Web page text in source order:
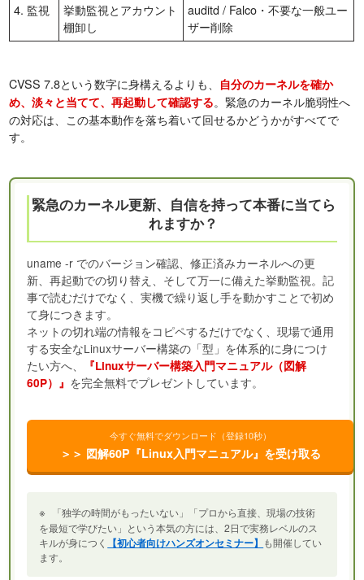
4. 監視
挙動監視とアカウント
棚卸し
auditd / Falco・不要な一般ユー
ザー削除
CVSS 7.8という数字に身構えるよりも、
自分のカーネルを確か
め、淡々と当てて、再起動して確認する。緊急のカーネル脆弱性へ
の対応は、この基本動作を落ち着いて回せるかどうかがすべてで
す。
緊急のカーネル更新、自信を持って本番に当てら
れますか？
uname -r でのバージョン確認、修正済みカーネルへの更
新、再起動での切り替え、そして万一に備えた挙動監視。記
事で読むだけでなく、実機で繰り返し手を動かすことで初め
て身につきます。
ネットの切れ端の情報をコピペするだけでなく、現場で通用
する安全なLinuxサーバー構築の「型」を体系的に身につけ
たい方へ、
『Linuxサーバー構築入門マニュアル（図解
60P）』 を完全無料でプレゼントしています。
今すぐ無料でダウンロード（登録10秒）
＞＞ 図解60P『Linux入門マニュアル』を受け取る
※
「独学の時間がもったいない」「プロから直接、現場の技術
を最短で学びたい」という本気の方には、2日で実務レベルのス
キルが身につく
【初心者向けハンズオンセミナー】 も開催してい
ます。